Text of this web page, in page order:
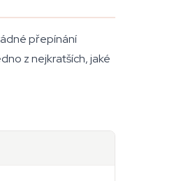
přepínání
z nejkratších, jaké